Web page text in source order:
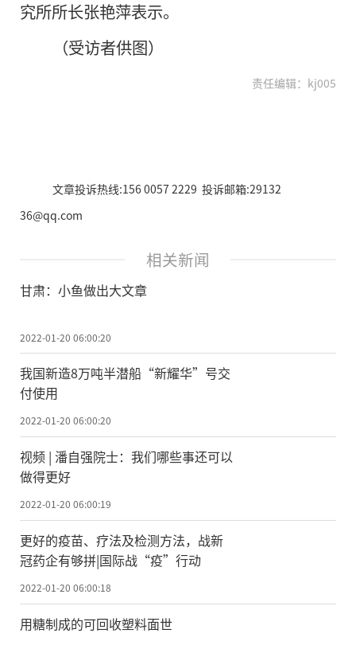
究所所长张艳萍表示。
（受访者供图）
责任编辑：kj005
文章投诉热线:156 0057 2229 投诉邮箱:29132
36@qq.com
相关新闻
甘肃：小鱼做出大文章
2022-01-20 06:00:20
我国新造8万吨半潜船“新耀华”号交
付使用
2022-01-20 06:00:20
视频 | 潘自强院士：我们哪些事还可以
做得更好
2022-01-20 06:00:19
更好的疫苗、疗法及检测方法，战新
冠药企有够拼|国际战“疫”行动
2022-01-20 06:00:18
用糖制成的可回收塑料面世